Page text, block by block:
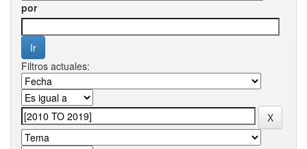
por
Filtros actuales: